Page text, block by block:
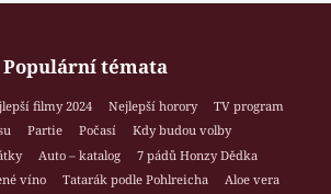
Populární témata
filmy 2024 Nejlepší horory
TV program
Partie Počasí
Kdy budou volby
Auto – katalog
7 pádů Honzy Dědka
víno Tatarák podle Pohlreicha
Aloe vera